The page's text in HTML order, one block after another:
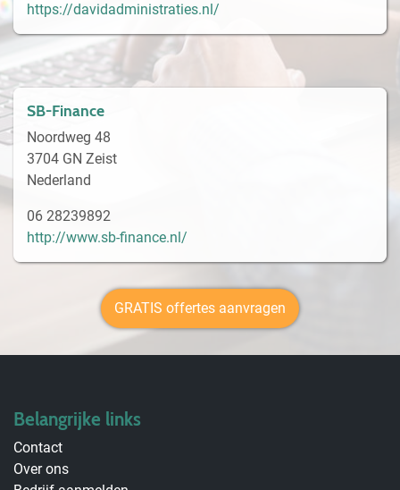
https://davidadministraties.nl/
SB-Finance
Noordweg 48
3704 GN Zeist
Nederland
06 28239892
http://www.sb-finance.nl/
GRATIS offertes aanvragen
Belangrijke links
Contact
Over ons